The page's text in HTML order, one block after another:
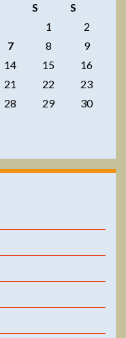
S
S
1
2
7 8
9
14 15
16
21 22
23
28 29
30